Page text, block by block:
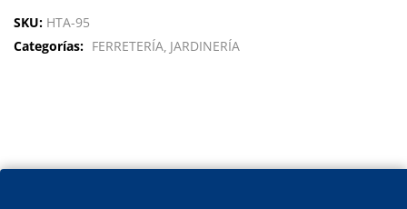
SKU: HTA-95
Categorías: FERRETERÍA JARDINERÍA